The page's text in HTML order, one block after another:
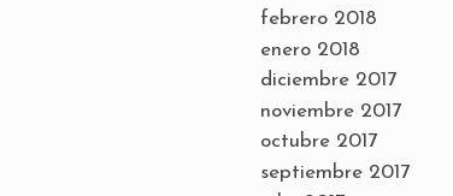
febrero 2018
enero 2018
diciembre 2017
noviembre 2017
octubre 2017
septiembre 2017